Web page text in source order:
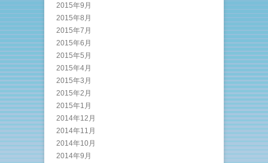
2015年9月
2015年8月
2015年7月
2015年6月
2015年5月
2015年4月
2015年3月
2015年2月
2015年1月
2014年12月
2014年11月
2014年10月
2014年9月